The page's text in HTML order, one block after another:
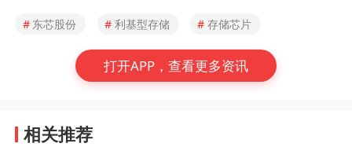
# 东芯股份 # 利基型存储 # 存储芯片
打开APP，查看更多资讯
相关推荐